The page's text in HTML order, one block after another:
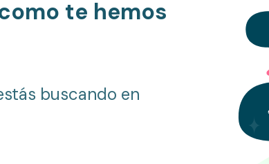
te hemos
buscando en